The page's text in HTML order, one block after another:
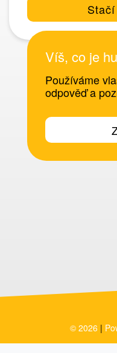
Víš, co je
Používáme
odpověď a
© 2026 |